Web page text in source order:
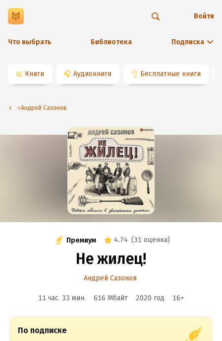
Что выбрать Библиотека Подписка
Войти
📖 Книги 🎧 Аудиокниги 👌 Бесплатные книги
⭐️Андрей Сазонов
Премиум 4.74 (31 оценка)
Не жилец!
Андрей Сазонов
11 час. 33 мин. 616 Мбайт 2020 год 16+
По подписке